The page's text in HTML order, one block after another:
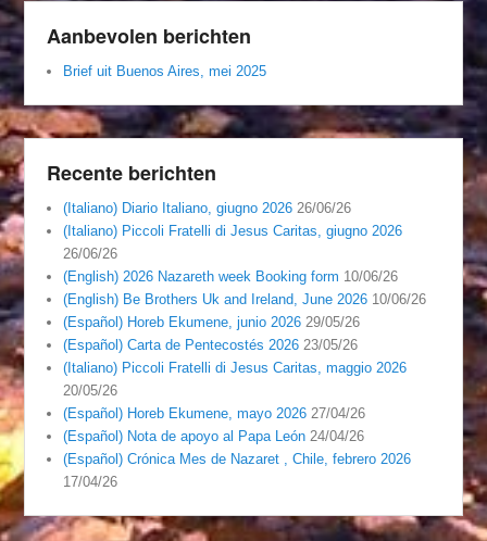
Aanbevolen berichten
Brief uit Buenos Aires, mei 2025
Recente berichten
(Italiano) Diario Italiano, giugno 2026 26/06/26
(Italiano) Piccoli Fratelli di Jesus Caritas, giugno 2026
26/06/26
(English) 2026 Nazareth week Booking form 10/06/26
(English) Be Brothers Uk and Ireland, June 2026 10/06/26
(Español) Horeb Ekumene, junio 2026 29/05/26
(Español) Carta de Pentecostés 2026 23/05/26
(Italiano) Piccoli Fratelli di Jesus Caritas, maggio 2026
20/05/26
(Español) Horeb Ekumene, mayo 2026 27/04/26
(Español) Nota de apoyo al Papa León 24/04/26
(Español) Crónica Mes de Nazaret , Chile, febrero 2026
17/04/26